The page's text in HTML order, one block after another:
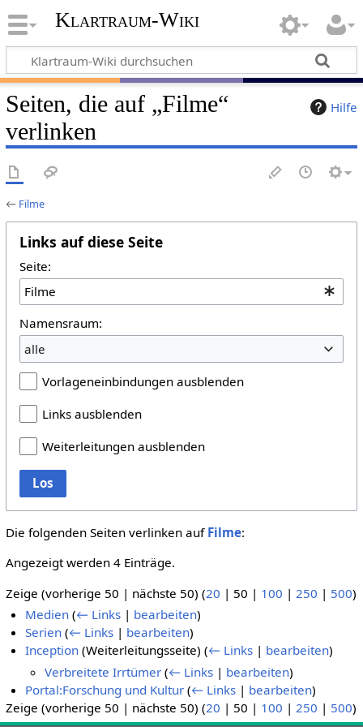
Klartraum-Wiki
Hilfe
Seiten, die auf „Filme“
verlinken
← Filme
Links auf diese Seite
Seite:
Namensraum:
alle
Vorlageneinbindungen ausblenden
Links ausblenden
Weiterleitungen ausblenden
Los
Die folgenden Seiten verlinken auf Filme:
Angezeigt werden 4 Einträge.
Zeige (vorherige 50 | nächste 50) (20 | 50 | 100 | 250 | 500)
Medien (← Links | bearbeiten)
Serien (← Links | bearbeiten)
Inception (Weiterleitungsseite)(← Links | bearbeiten)
Verbreitete Irrtümer (← Links | bearbeiten)
Portal:Forschung und Kultur (← Links | bearbeiten)
Zeige (vorherige 50 | nächste 50) (20 | 50 | 100 | 250 | 500)